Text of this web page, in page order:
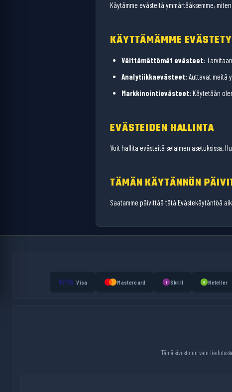
Käytämme evästeitä ymmärtääksemme,
KÄYTTÄMÄMME
Välttämättömät evästeet:
Analytiikkaevästeet: Auttavat meitä
Markkinointievästeet: Käytetään
EVÄSTEIDEN HALLINTA
Voit hallita evästeitä selaimen asetuksissa.
TÄMÄN KÄYTÄNNÖN
Saatamme päivittää tätä Evästekäytäntöä
Visa Mastercard S Skrill N Neteller
Tämä sivusto on vain